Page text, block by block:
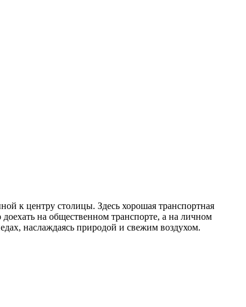
к центру столицы. Здесь хорошая транспортная
на общественном транспорте, а на личном
наслаждаясь природой и свежим воздухом.